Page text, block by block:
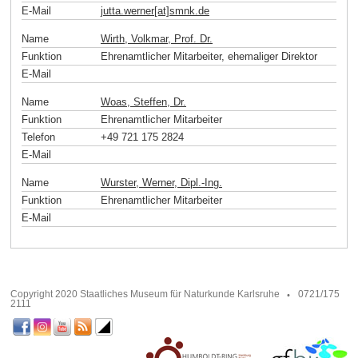
E-Mail jutta.werner[at]smnk.de
Name
Wirth, Volkmar, Prof. Dr.
Funktion
Ehrenamtlicher Mitarbeiter, ehemaliger Direktor
E-Mail
Name
Woas, Steffen, Dr.
Funktion
Ehrenamtlicher Mitarbeiter
Telefon
+49 721 175 2824
E-Mail
Name
Wurster, Werner, Dipl.-Ing.
Funktion
Ehrenamtlicher Mitarbeiter
E-Mail
Copyright 2020 Staatliches Museum für Naturkunde Karlsruhe
0721/175
2111